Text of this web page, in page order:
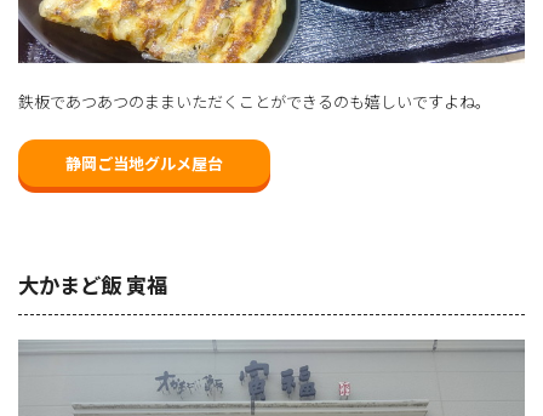
鉄板であつあつのままいただくことができるのも嬉しいですよね。
静岡ご当地グルメ屋台
大かまど飯 寅福